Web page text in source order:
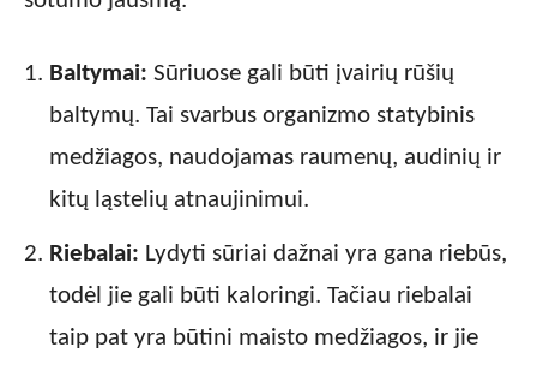
Baltymai: Sūriuose gali būti įvairių rūšių
baltymų. Tai svarbus organizmo statybinis
medžiagos, naudojamas raumenų, audinių ir
kitų ląstelių atnaujinimui.
Riebalai: Lydyti sūriai dažnai yra gana riebūs,
todėl jie gali būti kaloringi. Tačiau riebalai
taip pat yra būtini maisto medžiagos, ir jie